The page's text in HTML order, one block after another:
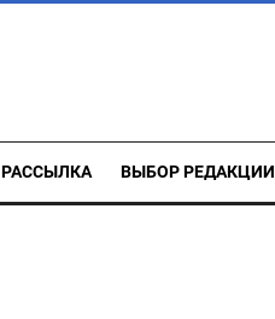
РАССЫЛКА ВЫБОР РЕДАКЦИИ